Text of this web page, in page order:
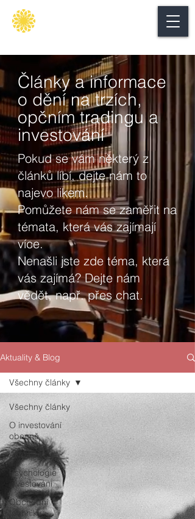
Články a informace
o dění na trzích,
opčním tradingu a
investování
Pokud se vám některý z
článků líbí, dejte nám to
najevo likem.
Pomůžete nám se zaměřit na
témata, která vás zajímají
více.
Nenašli jste zde téma, která
vás zajímá? Dejte nám
vědět, např. přes chat.
Aktuality & Blog
Všechny články
O investování
obecně
Aktualita
Psychologie
investování
Obchodní
techniky
Všechny články